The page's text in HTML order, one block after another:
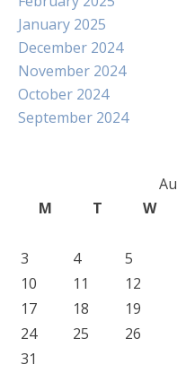
January 2025
December 2024
November 2024
October 2024
September 2024
M
T W
3
4 5
10
11 12
17
18 19
24
25 26
31